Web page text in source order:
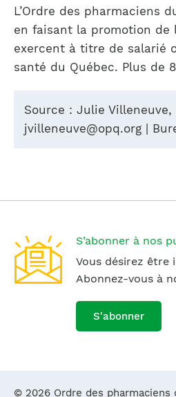
L’Ordre des pharmaciens
en faisant la promotion de
exercent à titre de salarié
santé du Québec. Plus de
Source : Julie
jvilleneuve@opq.org |
S’abonner à nos
Vous désirez être
Abonnez-vous à
S'abonner
© 2026 Ordre des pharmaciens